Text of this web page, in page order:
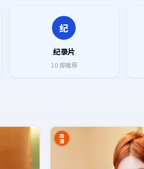
纪
纪录片
10部推荐
高
清